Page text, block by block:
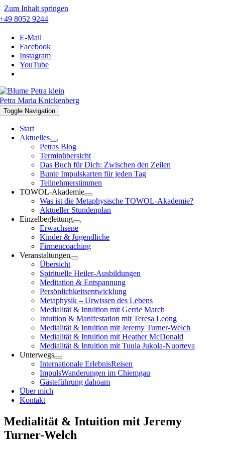
Zum Inhalt springen
+49 8052 9244
E-Mail
Facebook
Instagram
YouTube
Petra Maria Knickenberg
Toggle Navigation
Start
Aktuelles
Petras Blog
Terminübersicht
Das Buch für Dich: Zwischen den Zeilen
Bunte Impulskarten für jeden Tag
Teilnehmerstimmen
TOWOL-Akademie
Was ist die Metaphysische TOWOL-Akademie?
Aktueller Stundenplan
Einzelbegleitung
Erwachsene
Kinder & Jugendliche
Firmencoaching
Veranstaltungen
Übersicht
Spirituelle Heiler-Ausbildungen
Meditation & Entspannung
Persönlichkeitsentwicklung
Metaphysik – Urwissen des Lebens
Medialität & Intuition mit Gerrie March
Intuition & Manifestation mit Teresa Leong
Medialität & Intuition mit Jeremy Turner-Welch
Medialität & Intuition mit Heather McDonald
Medialität & Intuition mit Tuula Jukola-Nuorteva
Unterwegs
Internationale ErlebnisReisen
ImpulsWanderungen im Chiemgau
Gästeführung dahoam
Über mich
Kontakt
Medialität & Intuition mit Jeremy
Turner-Welch